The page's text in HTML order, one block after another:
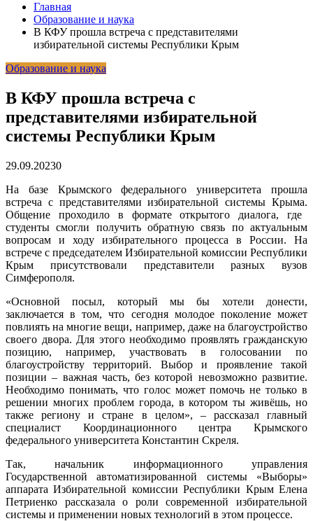
Главная
Образование и наука
В КФУ прошла встреча с представителями
избирательной системы Республики Крым
Образование и наука
В КФУ прошла встреча с
представителями избирательной
системы Республики Крым
29.09.20230
На базе Крымского федерального университета прошла
встреча с представителями избирательной системы Крыма.
Общение проходило в формате открытого диалога, где
студенты смогли получить обратную связь по актуальным
вопросам и ходу избирательного процесса в России. На
встрече с председателем Избирательной комиссии Республики
Крым присутствовали представители разных вузов
Симферополя.
«Основной посыл, который мы бы хотели донести,
заключается в том, что сегодня молодое поколение может
повлиять на многие вещи, например, даже на благоустройство
своего двора. Для этого необходимо проявлять гражданскую
позицию, например, участвовать в голосовании по
благоустройству территорий. Выбор и проявление такой
позиции – важная часть, без которой невозможно развитие.
Необходимо понимать, что голос может помочь не только в
решении многих проблем города, в котором ты живёшь, но
также региону и стране в целом», – рассказал главный
специалист Координационного центра Крымского
федерального университета Константин Скреля.
Так, начальник информационного управления
Государственной автоматизированной системы «Выборы»
аппарата Избирательной комиссии Республики Крым Елена
Петриенко рассказала о роли современной избирательной
системы и применении новых технологий в этом процессе.